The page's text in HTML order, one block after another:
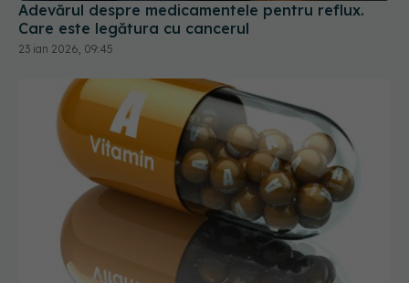
Adevărul despre medicamentele pentru reflux.
Care este legătura cu cancerul
23 ian 2026, 09:45